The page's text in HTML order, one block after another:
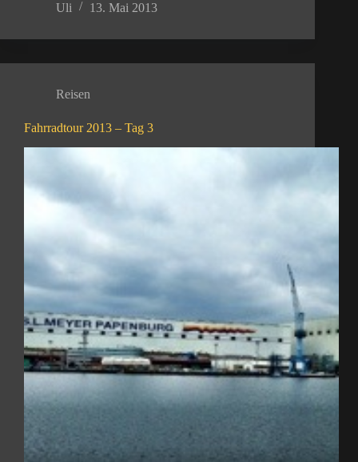
Uli
13. Mai 2013
Reisen
Fahrradtour 2013 – Tag 3